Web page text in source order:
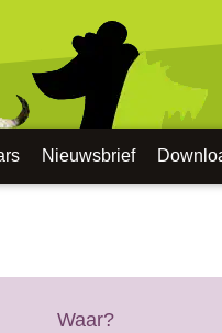
Nieuwsbrief
Waar?